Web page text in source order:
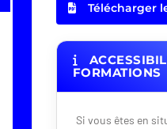
Télécharger
FORMATIONS
Si vous êtes en